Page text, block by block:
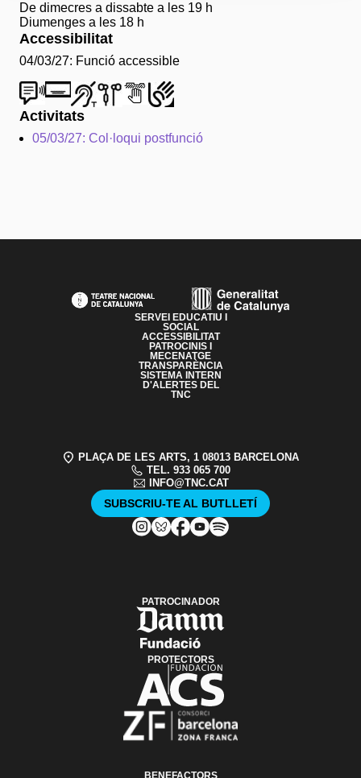
De dimecres a dissabte a les 19 h
Diumenges a les 18 h
Accessibilitat
04/03/27: Funció accessible
Activitats
05/03/27: Col·loqui postfunció
SERVEI EDUCATIU I
SOCIAL
ACCESSIBILITAT
PATROCINIS I
MECENATGE
TRANSPARÈNCIA
SISTEMA INTERN
D'ALERTES DEL
TNC
PLAÇA DE LES ARTS, 1 08013 BARCELONA
TEL. 933 065 700
INFO@TNC.CAT
SUBSCRIU-TE AL BUTLLETÍ
PATROCINADOR
PROTECTORS
BENEFACTORS